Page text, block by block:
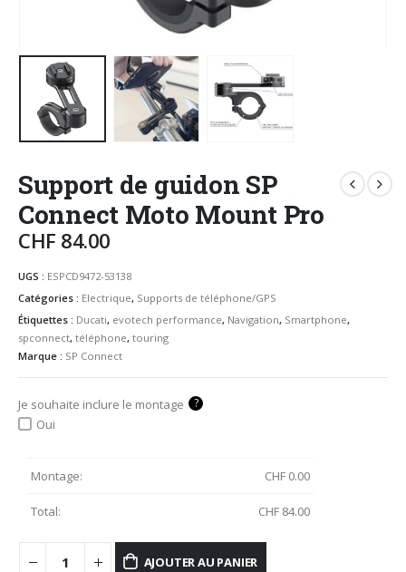
Support de guidon SP
Connect Moto Mount Pro
CHF 84.00
UGS : ESPCD9472-53138
Catégories : Electrique, Supports de téléphone/GPS
Étiquettes : Ducati, evotech performance, Navigation, Smartphone,
spconnect, téléphone, touring
Marque : SP Connect
Je souhaite inclure le montage ?
Oui
Montage: CHF 0.00
Total: CHF 84.00
AJOUTER AU PANIER